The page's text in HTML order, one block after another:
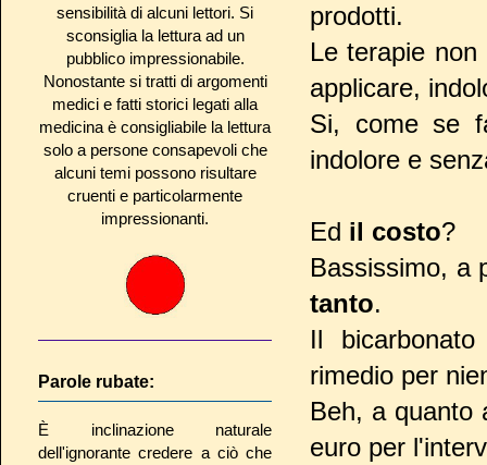
prodotti.
Le terapie
applicare,
Si, come se
indolore e
Ed il costo?
Bassissimo, a
tanto.
Il
rimedio per
Beh, a quanto
euro per
sensibilità di alcuni lettori. Si
sconsiglia la lettura ad un
pubblico impressionabile.
Nonostante si tratti di argomenti
medici e fatti storici legati alla
medicina è consigliabile la lettura
solo a persone consapevoli che
alcuni temi possono risultare
cruenti e particolarmente
impressionanti.
Parole rubate:
È inclinazione naturale
dell'ignorante credere a ciò che